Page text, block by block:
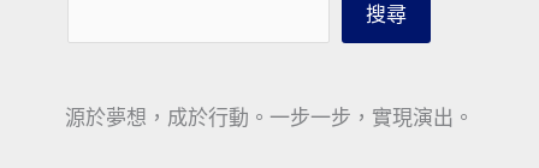
搜尋
源於夢想，成於行動。一步一步，實現演出。